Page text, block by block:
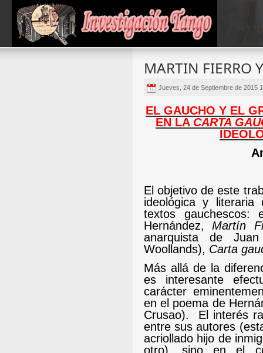
MARTIN FIERRO
Jueves, 24 de Septiembre de 2015
EL GAUCHO Y EL
EN LA CARTA
El objetivo de este
ideológica y
textos gauchescos:
Hernández,Martín
anarquista de
Woollands), Carta
Más allá de la
es interesante
carácter
en el poema de
Crusao).
El interés
entre sus autores
acriollado hijo de
otro), sino en el